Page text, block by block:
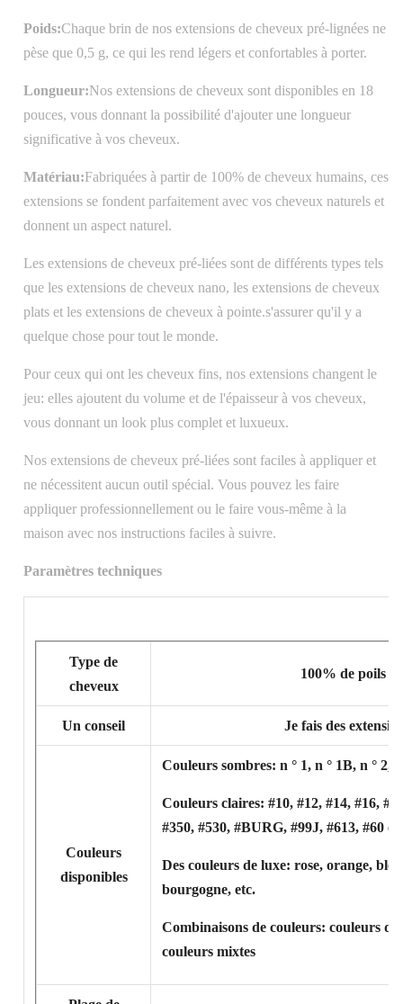
Poids:Chaque brin de nos extensions de cheveux pré-lignées ne
pèse que 0,5 g, ce qui les rend légers et confortables à porter.
Longueur:Nos extensions de cheveux sont disponibles en 18
pouces, vous donnant la possibilité d'ajouter une longueur
significative à vos cheveux.
Matériau:Fabriquées à partir de 100% de cheveux humains, ces
extensions se fondent parfaitement avec vos cheveux naturels et
donnent un aspect naturel.
Les extensions de cheveux pré-liées sont de différents types tels
que les extensions de cheveux nano, les extensions de cheveux
plats et les extensions de cheveux à pointe.s'assurer qu'il y a
quelque chose pour tout le monde.
Pour ceux qui ont les cheveux fins, nos extensions changent le
jeu: elles ajoutent du volume et de l'épaisseur à vos cheveux,
vous donnant un look plus complet et luxueux.
Nos extensions de cheveux pré-liées sont faciles à appliquer et
ne nécessitent aucun outil spécial. Vous pouvez les faire
appliquer professionnellement ou le faire vous-même à la
maison avec nos instructions faciles à suivre.
Paramètres techniques
Type de
cheveux
100% de poils
Un conseil Je fais des
Couleurs
disponibles
Couleurs sombres: n ° 1, n ° 1B, n ° 2,
Couleurs claires: #10, #12, #14, #16,
#350, #530, #BURG, #99J, #613, #60 et
Des couleurs de luxe: rose, orange,
bourgogne, etc.
Combinaisons de couleurs: couleurs
couleurs mixtes